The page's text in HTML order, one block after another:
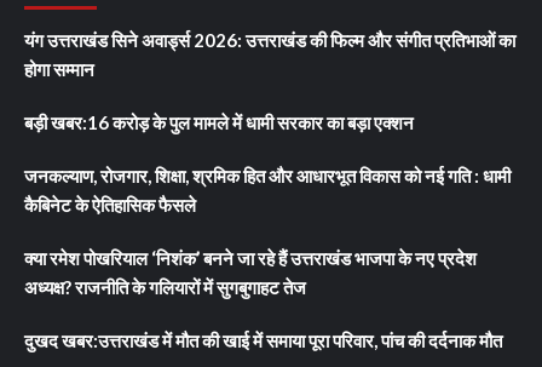
यंग उत्तराखंड सिने अवार्ड्स 2026: उत्तराखंड की फिल्म और संगीत प्रतिभाओं का
होगा सम्मान
बड़ी खबर:16 करोड़ के पुल मामले में धामी सरकार का बड़ा एक्शन
जनकल्याण, रोजगार, शिक्षा, श्रमिक हित और आधारभूत विकास को नई गति : धामी
कैबिनेट के ऐतिहासिक फैसले
क्या रमेश पोखरियाल ‘निशंक’ बनने जा रहे हैं उत्तराखंड भाजपा के नए प्रदेश
अध्यक्ष? राजनीति के गलियारों में सुगबुगाहट तेज
दुखद खबर:उत्तराखंड में मौत की खाई में समाया पूरा परिवार, पांच की दर्दनाक मौत